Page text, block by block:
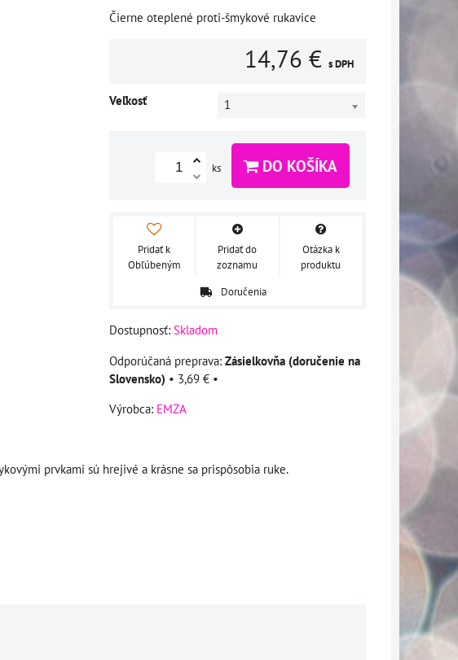
Čierne oteplené proti-šmykové rukavice
14,76 € s DPH
Veľkosť 1
ks DO KOŠÍKA
Pridať k
Obľúbeným
Pridať do
zoznamu
Otázka k
produktu
Doručenia
Dostupnosť: Skladom
Zásielkovňa (doručenie na
Slovensko) • 3,69 € •
Výrobca: EMZA
prvkami sú hrejivé a krásne sa prispôsobia ruke.